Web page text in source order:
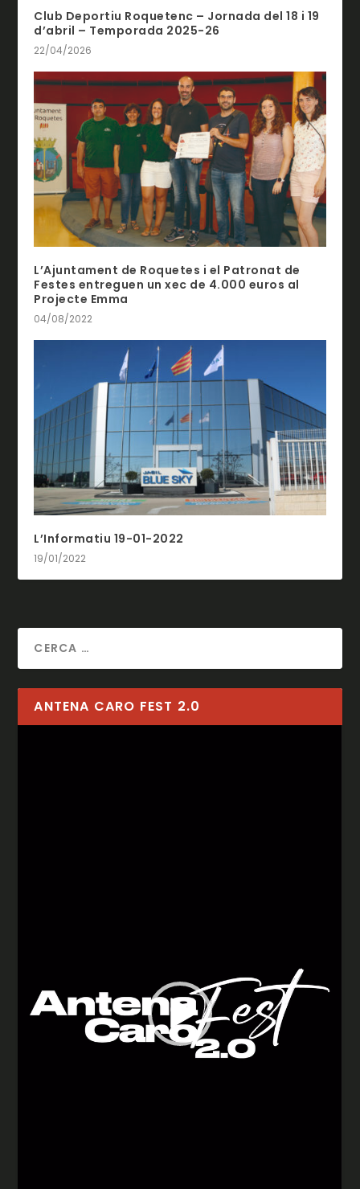
Club Deportiu Roquetenc – Jornada del 18 i 19
d’abril – Temporada 2025-26
22/04/2026
L’Ajuntament de Roquetes i el Patronat de
Festes entreguen un xec de 4.000 euros al
Projecte Emma
04/08/2022
L’Informatiu 19-01-2022
19/01/2022
ANTENA CARO FEST 2.0